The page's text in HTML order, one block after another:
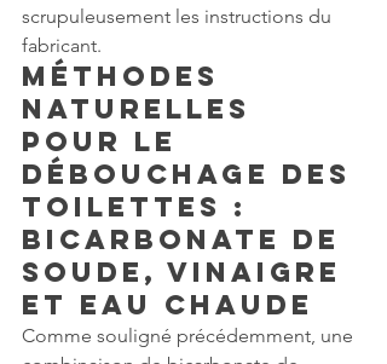
scrupuleusement les instructions du
fabricant.
Méthodes
naturelles
pour le
débouchage des
toilettes :
bicarbonate de
soude, vinaigre
et eau chaude
Comme souligné précédemment, une